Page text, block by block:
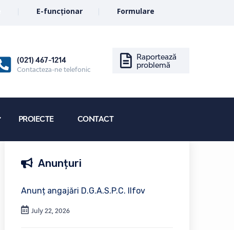
E-funcționar Formulare
(021) 467-1214
Contacteza-ne telefonic
Raportează
problemă
PROIECTE CONTACT
Anunțuri
Anunț angajări D.G.A.S.P.C. Ilfov
July 22, 2026